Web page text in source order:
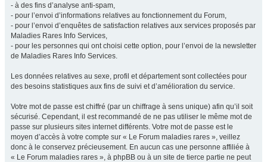
- à des fins d’analyse anti-spam,
- pour l’envoi d’informations relatives au fonctionnement du Forum,
- pour l’envoi d’enquêtes de satisfaction relatives aux services proposés par
Maladies Rares Info Services,
- pour les personnes qui ont choisi cette option, pour l’envoi de la newsletter
de Maladies Rares Info Services.
Les données relatives au sexe, profil et département sont collectées pour
des besoins statistiques aux fins de suivi et d’amélioration du service.
Votre mot de passe est chiffré (par un chiffrage à sens unique) afin qu’il soit
sécurisé. Cependant, il est recommandé de ne pas utiliser le même mot de
passe sur plusieurs sites internet différents. Votre mot de passe est le
moyen d’accès à votre compte sur « Le Forum maladies rares », veillez
donc à le conservez précieusement. En aucun cas une personne affiliée à
« Le Forum maladies rares », à phpBB ou à un site de tierce partie ne peut